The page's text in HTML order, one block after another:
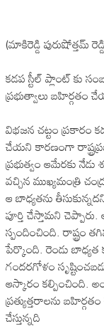
(మాకిరెడ్డి పురుషోత్తమ్
కడప స్టీల్ ప్లాంట్ కు
ప్రభుత్వాలు
విభజన చట్టం ప్రకారం
చేయని కారణంగా
ప్రభుత్వం ఆమేరకు
వచ్చిన ముఖ్యమంత్రి
ఆ బాధ్యతను
పూర్తి చేస్తామని
స్పందించింది. రాష్ట్రం
పేర్కొంది. రెండు బాధ్యత
గందరగోళం
ఆస్కారం కల్పించింది.
ప్రత్యుత్తరాలను
చేస్తున్నది